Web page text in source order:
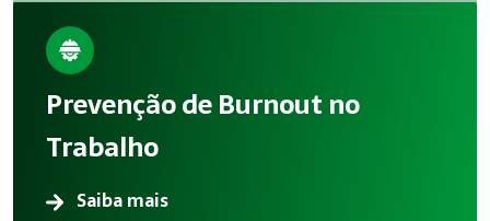
Prevenção de Burnout no
Trabalho
Saiba mais